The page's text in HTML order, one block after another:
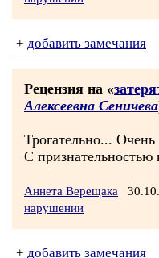
+ добавить замечания
Рецензия на «
Алексеевна Сеничева
Трогательно...
С
Аннета Верещака
нарушении
+ добавить замечания